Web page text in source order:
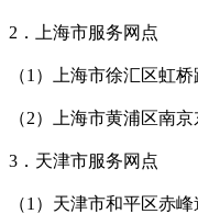
2．上海市服务网点
（1）上海市徐汇区虹
（2）上海市黄浦区南
3．天津市服务网点
（1）天津市和平区赤